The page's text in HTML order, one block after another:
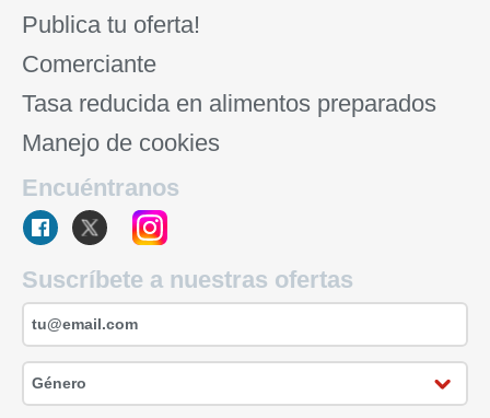
Publica tu oferta!
Comerciante
Tasa reducida en alimentos preparados
Manejo de cookies
Encuéntranos
Suscríbete a nuestras ofertas